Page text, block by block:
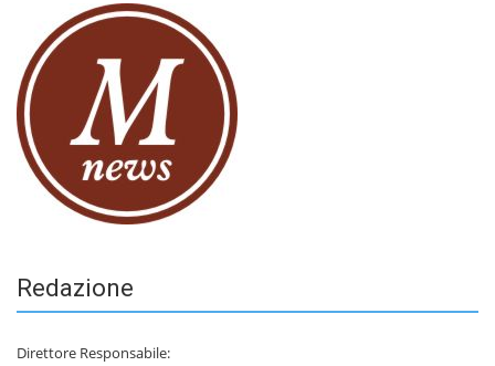
Redazione
Direttore Responsabile: